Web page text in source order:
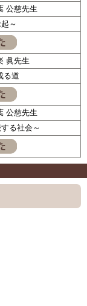
公慈先生
～
眞先生
る道
公慈先生
る社会～